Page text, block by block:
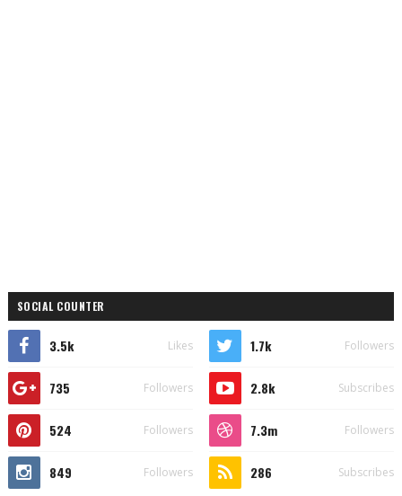
SOCIAL COUNTER
3.5k Likes 1.7k Followers
735 Followers 2.8k Subscribes
524 Followers 7.3m Followers
849 Followers 286 Subscribes